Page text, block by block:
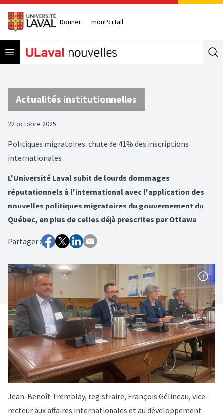
Donner monPortail
Open menu
Actualités institutionnelles
22 octobre 2025
Politiques migratoires: chute de 41% des inscriptions
internationales
L'Université Laval subit de lourds dommages
réputationnels à l'international avec l'application des
nouvelles politiques migratoires du gouvernement du
Québec, en plus de celles déjà prescrites par Ottawa
Partager :
Jean-Benoît Tremblay, registraire, François Gélineau, vice-
recteur aux affaires internationales et au développement